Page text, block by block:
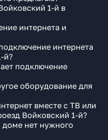
1-й в
интернета и
интернета
й?
подключение
оборудование для
вместе с ТВ или
Войковский 1-й?
доме нет нужного